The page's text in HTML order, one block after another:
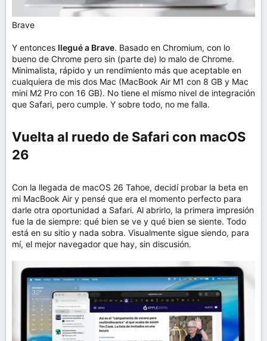
Brave
Y entonces llegué a Brave. Basado en Chromium, con lo
bueno de Chrome pero sin (parte de) lo malo de Chrome.
Minimalista, rápido y un rendimiento más que aceptable en
cualquiera de mis dos Mac (MacBook Air M1 con 8 GB y Mac
mini M2 Pro con 16 GB). No tiene el mismo nivel de integración
que Safari, pero cumple. Y sobre todo, no me falla.
Vuelta al ruedo de Safari con macOS
26​
Con la llegada de macOS 26 Tahoe, decidí probar la beta en
mi MacBook Air y pensé que era el momento perfecto para
darle otra oportunidad a Safari. Al abrirlo, la primera impresión
fue la de siempre: qué bien se ve y qué bien se siente. Todo
está en su sitio y nada sobra. Visualmente sigue siendo, para
mí, el mejor navegador que hay, sin discusión.